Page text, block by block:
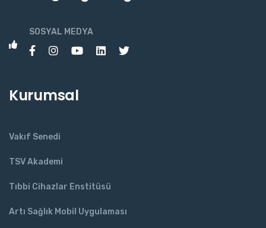
SOSYAL MEDYA
Kurumsal
Vakıf Senedi
TSV Akademi
Tıbbi Cihazlar Enstitüsü
Artı Sağlık Mobil Uygulaması